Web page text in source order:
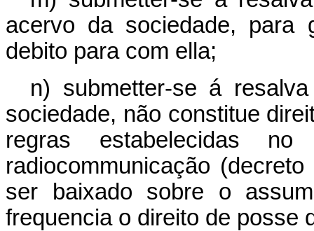
acervo da sociedade, para
debito para com ella;
n) submetter-se á
sociedade, não constitue
regras estabelecidas
radiocommunicação
ser baixado sobre o
frequencia o direito de posse